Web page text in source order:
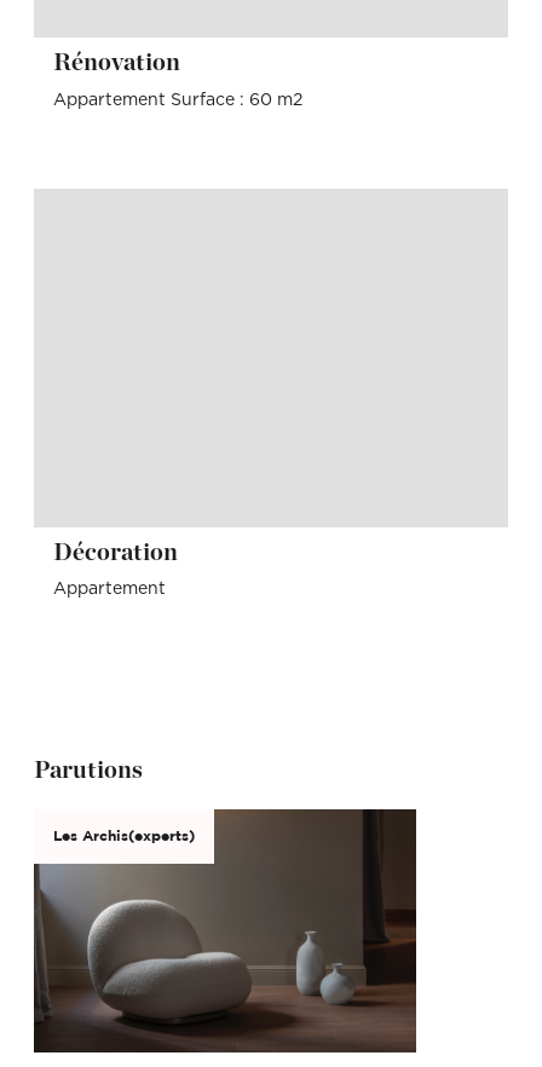
Rénovation
Appartement Surface : 60 m2
Décoration
Appartement
Parutions
Les Archis(experts)